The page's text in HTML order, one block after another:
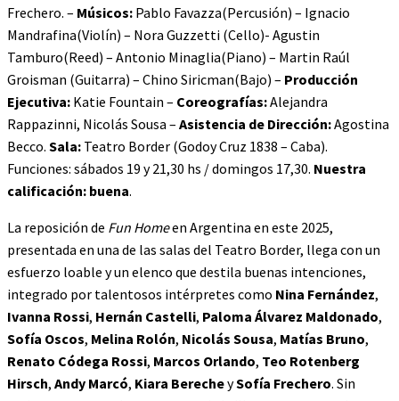
Frechero. – Músicos: Pablo Favazza(Percusión) – Ignacio
Mandrafina(Violín) – Nora Guzzetti (Cello)- Agustin
Tamburo(Reed) – Antonio Minaglia(Piano) – Martin Raúl
Groisman (Guitarra) – Chino Siricman(Bajo) – Producción
Ejecutiva: Katie Fountain – Coreografías:Alejandra
Rappazinni, Nicolás Sousa – Asistencia de Dirección:Agostina
Becco. Sala: Teatro Border (Godoy Cruz 1838 – Caba).
Funciones: sábados 19 y 21,30 hs / domingos 17,30. Nuestra
calificación: buena.
La reposición de Fun Homeen Argentina en este 2025,
presentada en una de las salas del Teatro Border, llega con un
esfuerzo loable y un elenco que destila buenas intenciones,
integrado por talentosos intérpretes como Nina Fernández,
Ivanna Rossi, Hernán Castelli, Paloma Álvarez Maldonado,
Sofía Oscos, Melina Rolón, Nicolás Sousa, Matías Bruno,
Renato Códega Rossi, Marcos Orlando, Teo Rotenberg
Hirsch, Andy Marcó, Kiara BerecheySofía Frechero. Sin